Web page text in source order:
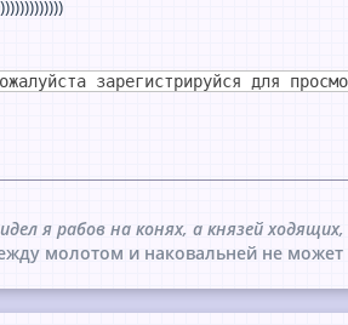
зарегистрируйся для
я рабов на конях, а князей
молотом и наковальней не может